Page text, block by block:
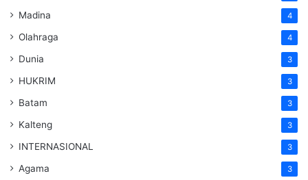
Madina 4
Olahraga 4
Dunia 3
HUKRIM 3
Batam 3
Kalteng 3
INTERNASIONAL 3
Agama 3